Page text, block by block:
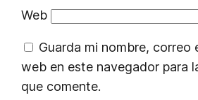
Web
Guarda mi nombre, correo
web en este navegador para
que comente.